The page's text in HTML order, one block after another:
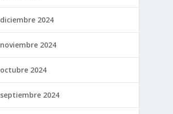
diciembre 2024
noviembre 2024
octubre 2024
septiembre 2024